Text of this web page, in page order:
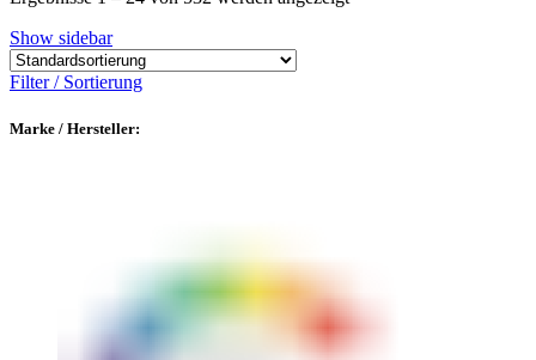
Show sidebar
Filter / Sortierung
Marke / Hersteller: